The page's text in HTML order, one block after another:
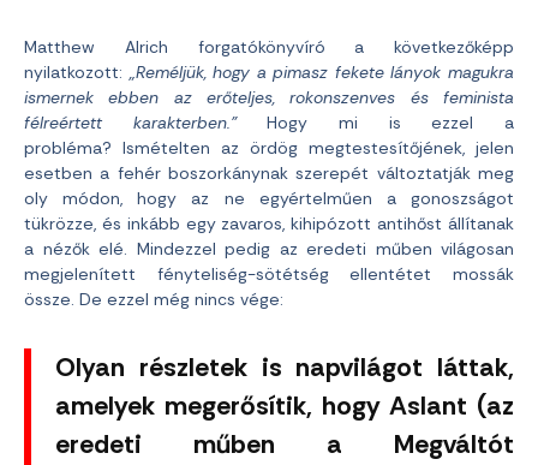
Matthew Alrich forgatókönyvíró a következőképp
nyilatkozott: „Reméljük, hogy a pimasz fekete lányok magukra
ismernek ebben az erőteljes, rokonszenves és feminista
félreértett karakterben.”Hogy mi is ezzel a
probléma? Ismételten az ördög megtestesítőjének, jelen
esetben a fehér boszorkánynak szerepét változtatják meg
oly módon, hogy az ne egyértelműen a gonoszságot
tükrözze, és inkább egy zavaros, kihipózott antihőst állítanak
a nézők elé. Mindezzel pedig az eredeti műben világosan
megjelenített fényteliség-sötétség ellentétet mossák
össze. De ezzel még nincs vége:
Olyan részletek is napvilágot láttak,
amelyek megerősítik, hogy Aslant (az
eredeti műben a Megváltót